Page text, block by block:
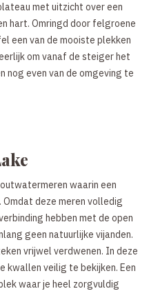
met uitzicht over een
hart. Omringd door felgroene
een van de mooiste plekken
om vanaf de steiger het
nog even van de omgeving te
waarin een
deze meren volledig
hebben met de open
geen natuurlijke vijanden.
vrijwel verdwenen. In deze
kwallen veilig te bekijken. Een
waar je heel zorgvuldig